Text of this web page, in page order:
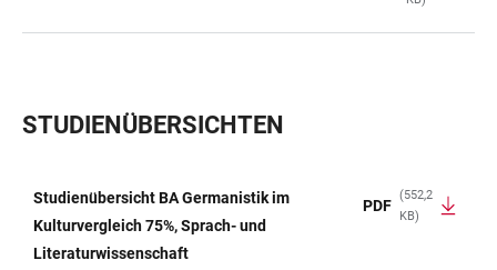
STUDIENÜBERSICHTEN
TABELLE
Studienübersicht BA Germanistik im
Kulturvergleich 75%, Sprach- und
Literaturwissenschaft
PDF
(552,2
KB)